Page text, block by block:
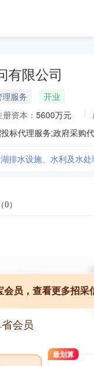
有限公司
服务
开业
册资本： 5600万元
排水设施、水利及水
（0）
会员，查看更多招采
会员
最划算